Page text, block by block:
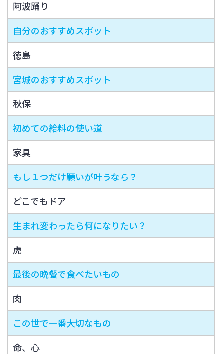
阿波踊り
自分のおすすめスポット
徳島
宮城のおすすめスポット
秋保
初めての給料の使い道
家具
もし１つだけ願いが叶うなら？
どこでもドア
生まれ変わったら何になりたい？
虎
最後の晩餐で食べたいもの
肉
この世で一番大切なもの
命、心